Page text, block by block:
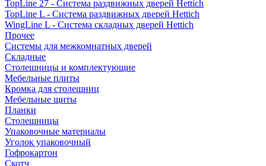
TopLine 27 - Система раздвижных дверей Hettich
TopLine L - Система раздвижных дверей Hettich
WingLine L - Система складных дверей Hettich
Прочее
Системы для межкомнатных дверей
Складные
Столешницы и комплектующие
Мебельные плиты
Кромка для столешниц
Мебельные щиты
Планки
Столешницы
Упаковочные материалы
Уголок упаковочный
Гофрокартон
Скотч